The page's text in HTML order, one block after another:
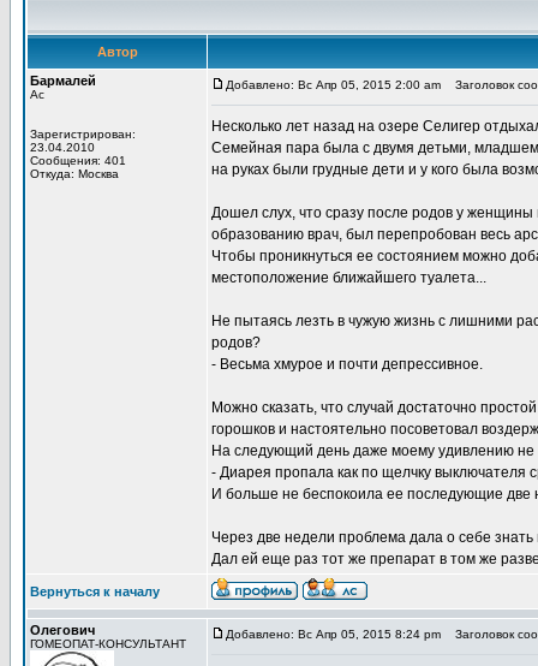
Автор
Бармалей
Ас
Зарегистрирован:
23.04.2010
Сообщения: 401
Откуда: Москва
Добавлено: Вс Апр 05, 2015 2:00 am Заголовок
Несколько лет назад на озере Селигер
Семейная пара была с двумя детьми,
на руках были грудные дети и у кого была
Дошел слух, что сразу после родов у
образованию врач, был перепробован весь
Чтобы проникнуться ее состоянием можно
местоположение ближайшего туалета...
Не пытаясь лезть в чужую жизнь с лишними
родов?
- Весьма хмурое и почти депрессивное.
Можно сказать, что случай достаточно
горошков и настоятельно посоветовал
На следующий день даже моему удивлению
- Диарея пропала как по щелчку выключателя
И больше не беспокоила ее последующие две
Через две недели проблема дала о себе
Дал ей еще раз тот же препарат в том же
Вернуться к началу
Олегович
ГОМЕОПАТ-КОНСУЛЬТАНТ
Добавлено: Вс Апр 05, 2015 8:24 pm Заголовок